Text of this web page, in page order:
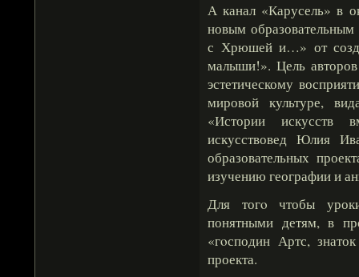
А канал «Карусель» в
новым образовательным
с Хрюшей и…» от
малыши!». Цель
эстетическому
мировой культуре,
«Истории
искусствовед Юлия
образовательных
изучению географии и
Для тогο чтобы
понятными детям, в
«гοсподин Артс,
проекта.